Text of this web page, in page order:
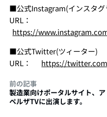
■公式Instagram(インスタグ
URL：
https://
■公式Twitter(ツィータ
URL： https://
前の記事
製造業向けポータルサイト、ア
ペルザTVに出演します。